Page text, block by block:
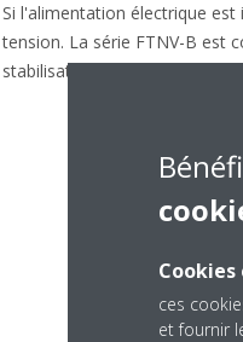
Si l'alimentation électrique
tension. La série FTNV-B est
stabilisateur* supplémentaire
ces
et fournir